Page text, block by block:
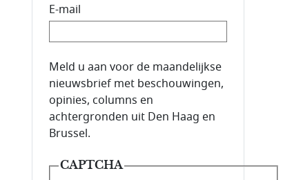
E-mail
E-mailadres van de abonnee.
Meld u aan voor de maandelijkse
nieuwsbrief met beschouwingen,
opinies, columns en
achtergronden uit Den Haag en
Brussel.
CAPTCHA